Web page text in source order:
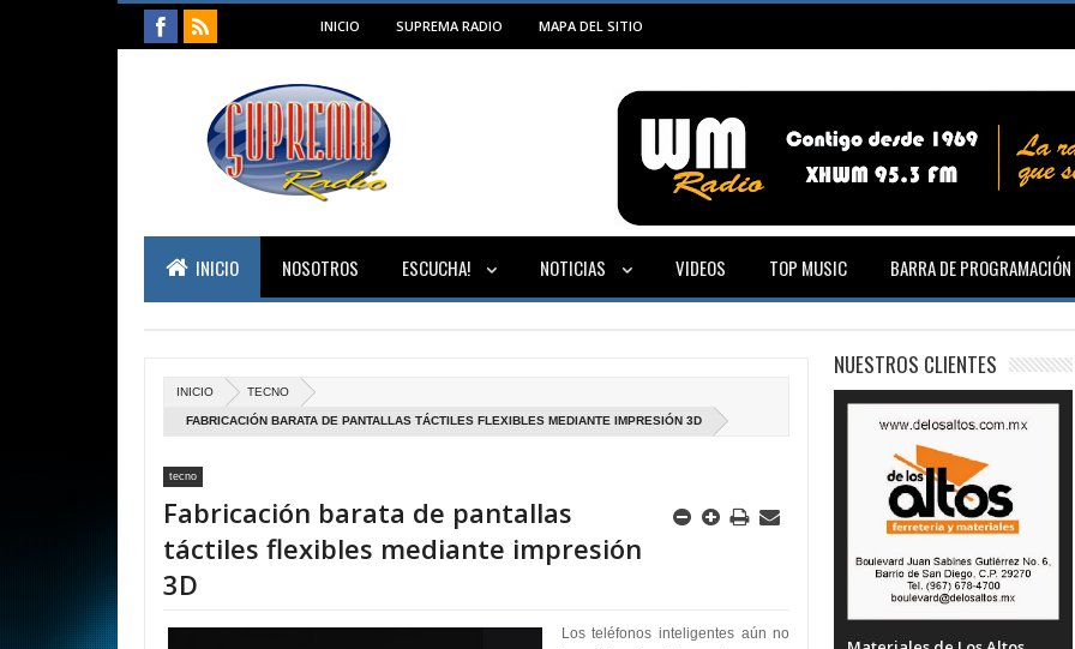
INICIO SUPREMA RADIO MAPA DEL SITIO
INICIO NOSOTROS ESCUCHA! NOTICIAS VIDEOS TOP MUSIC BARRA DE PROGRAMACIÓN
INICIO TECNO
FABRICACIÓN BARATA DE PANTALLAS TÁCTILES FLEXIBLES MEDIANTE IMPRESIÓN 3D
tecno
Fabricación barata de pantallas
táctiles flexibles mediante impresión
3D
Los teléfonos inteligentes aún no
NUESTROS CLIENTES